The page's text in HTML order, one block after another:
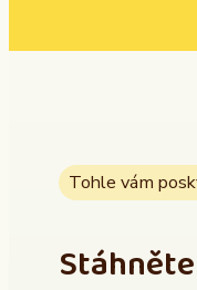
Tohle vám